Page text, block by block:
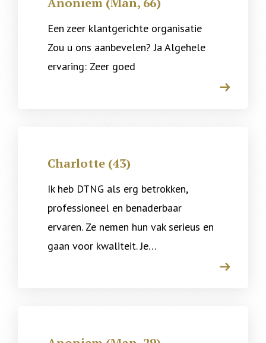
Een zeer klantgerichte organisatie
Zou u ons aanbevelen? Ja Algehele
ervaring: Zeer goed
arrow
Charlotte (43)
Ik heb DTNG als erg betrokken,
professioneel en benaderbaar
ervaren. Ze nemen hun vak serieus en
gaan voor kwaliteit. Je…
arrow